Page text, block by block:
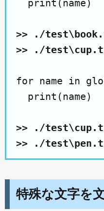
  print(name)
>> ./
>> ./
for name in
  print(name)
>> ./
>> ./
特殊な文字を